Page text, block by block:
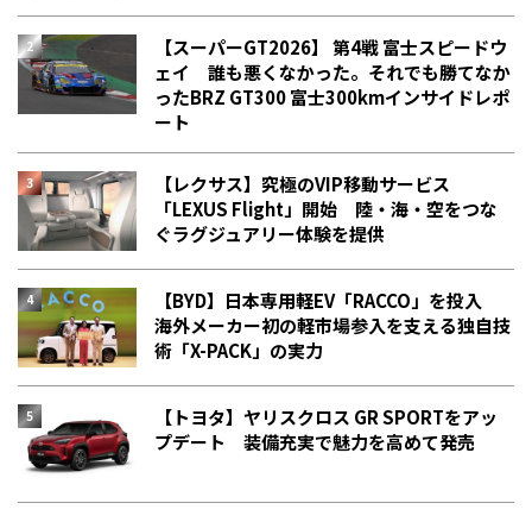
【スーパーGT2026】 第4戦 富士スピードウ
ェイ 誰も悪くなかった。それでも勝てなか
った――BRZ GT300 富士300kmインサイドレポ
ート
【レクサス】究極のVIP移動サービス
「LEXUS Flight」開始 陸・海・空をつな
ぐラグジュアリー体験を提供
【BYD】日本専用軽EV「RACCO」を投入
海外メーカー初の軽市場参入を支える独自技
術「X-PACK」の実力
【トヨタ】ヤリスクロス GR SPORTをアッ
プデート 装備充実で魅力を高めて発売